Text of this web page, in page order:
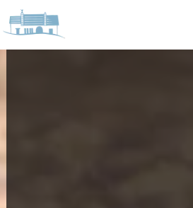
Panneau de gestion des cookies